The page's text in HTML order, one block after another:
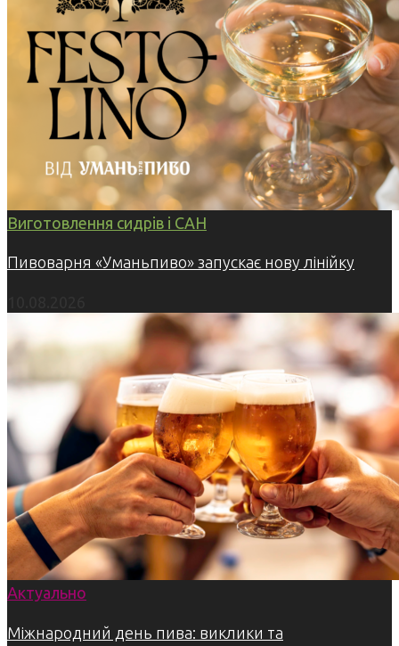
Виготовлення сидрів і САН
Пивоварня «Уманьпиво» запускає нову лінійку
Актуально
Міжнародний день пива: виклики та